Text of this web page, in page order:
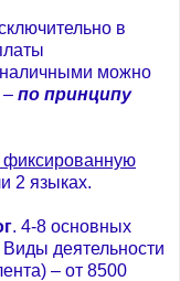
в
наличными можно
– по принципу
2 языках.
. 4-8 основных
деятельности
– от 8500